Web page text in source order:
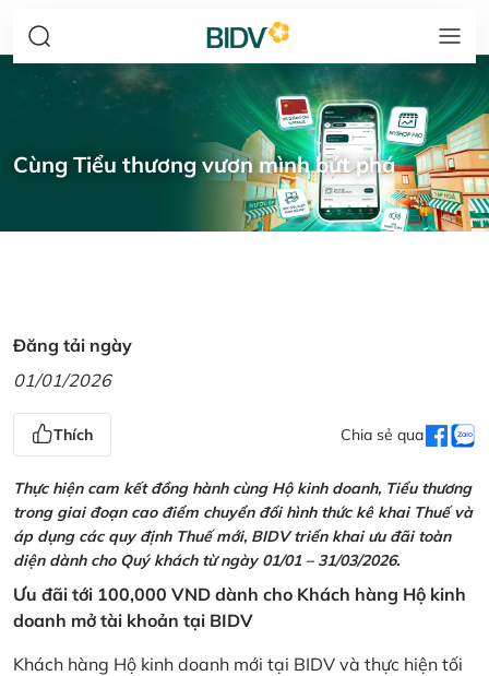
Cùng Tiểu thương vươn mình bứt phá
Đăng tải ngày
01/01/2026
Thích Chia sẻ qua
Thực hiện cam kết đồng hành cùng Hộ kinh doanh, Tiểu thương
trong giai đoạn cao điểm chuyển đổi hình thức kê khai Thuế và
áp dụng các quy định Thuế mới, BIDV triển khai ưu đãi toàn
diện dành cho Quý khách từ ngày 01/01 – 31/03/2026.
Ưu đãi tới 100,000 VND dành cho Khách hàng Hộ kinh
doanh mở tài khoản tại BIDV
Khách hàng Hộ kinh doanh mới tại BIDV và thực hiện tối